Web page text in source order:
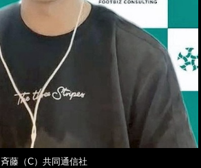
斉藤（C）共同通信社